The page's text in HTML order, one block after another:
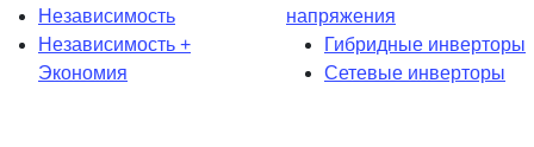
Независимость
Независимость +
Экономия
напряжения
Гибридные инверторы
Сетевые инверторы